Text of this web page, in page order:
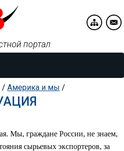
портал
/ Америка и мы /
Мы, граждане России, не знаем,
сырьевых экспортеров, за